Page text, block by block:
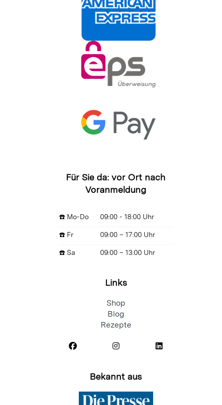
Für Sie da: vor Ort nach
Voranmeldung
☎️ Mo-Do 09:00 - 18:00 Uhr
☎️ Fr 09:00 – 17:00 Uhr
☎️ Sa 09:00 – 13:00 Uhr
Links
Shop
Blog
Rezepte
Bekannt aus